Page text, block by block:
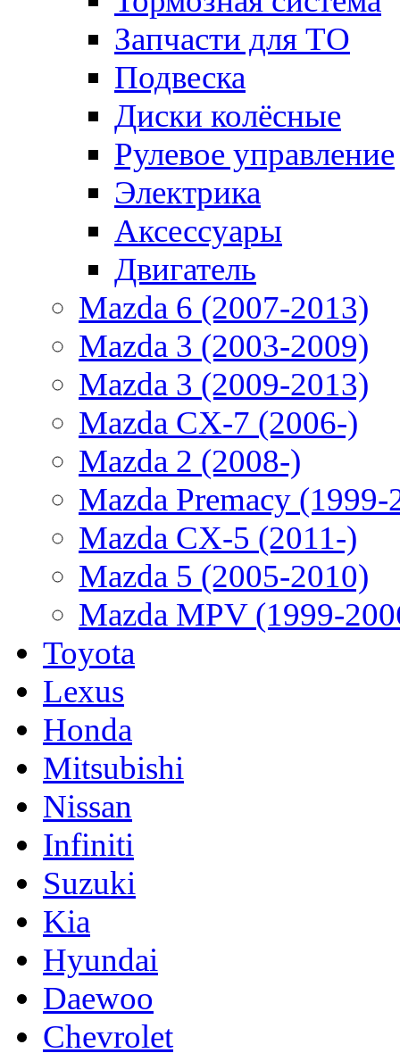
Запчасти для ТО
Подвеска
Диски колёсные
Рулевое управление
Электрика
Аксессуары
Двигатель
Mazda 6 (2007-2013)
Mazda 3 (2003-2009)
Mazda 3 (2009-2013)
Mazda CX-7 (2006-)
Mazda 2 (2008-)
Mazda Premacy (1999-
Mazda CX-5 (2011-)
Mazda 5 (2005-2010)
Mazda MPV (1999-
Toyota
Lexus
Honda
Mitsubishi
Nissan
Infiniti
Suzuki
Kia
Hyundai
Daewoo
Chevrolet